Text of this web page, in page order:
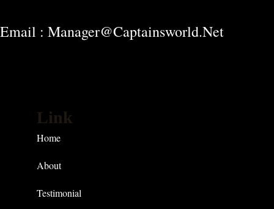
Email : Manager@captainsworld.net
Link
Home
About
Testimonial